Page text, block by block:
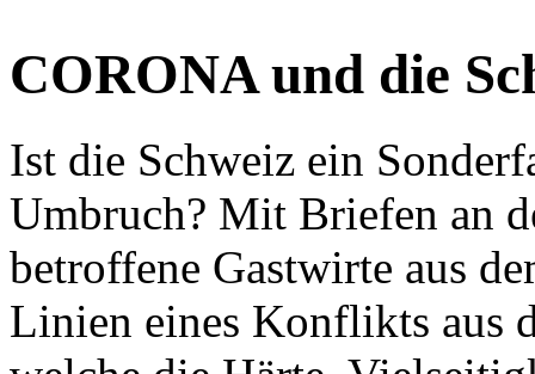
CORONA und die
Ist die Schweiz ein
Umbruch? Mit Briefen an
betroffene Gastwirte aus
Linien eines Konflikts aus